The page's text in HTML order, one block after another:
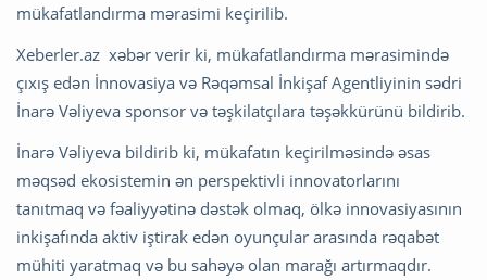
mükafatlandırma mərasimi keçirilib.
Xeberler.az xəbər verir ki, mükafatlandırma mərasimində
çıxış edən İnnovasiya və Rəqəmsal İnkişaf Agentliyinin sədri
İnarə Vəliyeva sponsor və təşkilatçılara təşəkkürünü bildirib.
İnarə Vəliyeva bildirib ki, mükafatın keçirilməsində əsas
məqsəd ekosistemin ən perspektivli innovatorlarını
tanıtmaq və fəaliyyətinə dəstək olmaq, ölkə innovasiyasının
inkişafında aktiv iştirak edən oyunçular arasında rəqabət
mühiti yaratmaq və bu sahəyə olan marağı artırmaqdır.